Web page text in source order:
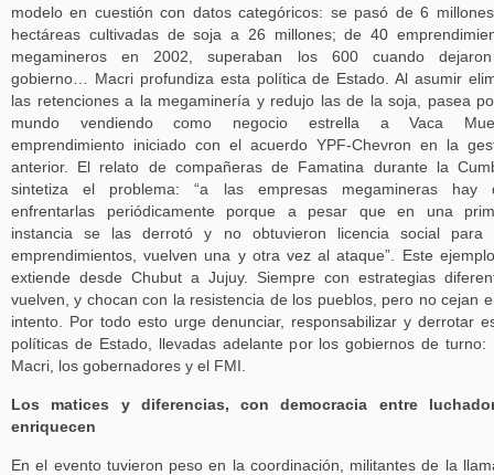
modelo en cuestión con datos categóricos: se pasó de 6
hectáreas cultivadas de soja a 26 millones; de 40
megamineros en 2002, superaban los 600 cuando
gobierno… Macri profundiza esta política de Estado. Al asumir
las retenciones a la megaminería y redujo las de la soja, pasea
mundo vendiendo como negocio estrella a Vaca
emprendimiento iniciado con el acuerdo YPF-Chevron en la
anterior. El relato de compañeras de Famatina durante la
sintetiza el problema: “a las empresas megamineras hay
enfrentarlas periódicamente porque a pesar que en una
instancia se las derrotó y no obtuvieron licencia social para
emprendimientos, vuelven una y otra vez al ataque”. Este
extiende desde Chubut a Jujuy. Siempre con estrategias
vuelven, y chocan con la resistencia de los pueblos, pero no cejan
intento. Por todo esto urge denunciar, responsabilizar y derrotar
políticas de Estado, llevadas adelante por los gobiernos de turno:
Macri, los gobernadores y el FMI.
Los matices y diferencias, con democracia entre
enriquecen
En el evento tuvieron peso en la coordinación, militantes de la